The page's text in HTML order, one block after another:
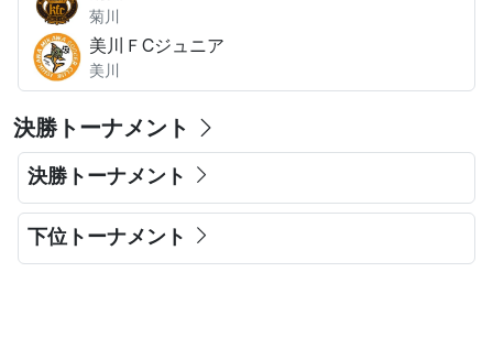
菊川
美川ＦCジュニア
美川
決勝トーナメント
決勝トーナメント
下位トーナメント